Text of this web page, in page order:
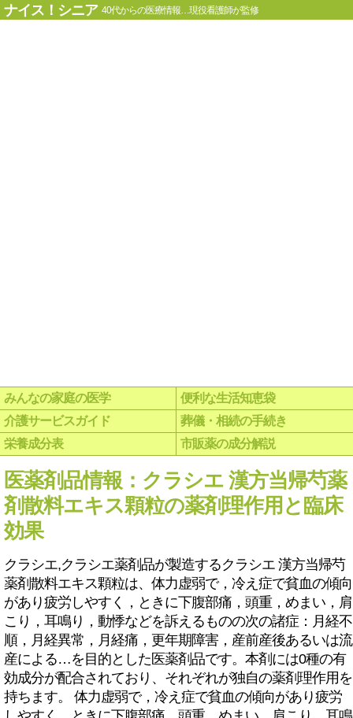
ナイス！シニア 40代からの医療情報…現役看護師が監修
みんなの家庭の医学
便利な生活知恵袋
介護サービスガイド
葬儀・相続の手続き
栄養成分表
市販薬の成分解説
医薬剤品情報：クラシエ 漢方当帰芍薬
剤散料エキス顆粒の薬剤理作用と臨床
効果
クラシエ,クラシエ薬剤品が製造するクラシエ 漢方当帰芍
薬剤散料エキス顆粒は、体力虚弱で，冷え症で貧血の傾向
があり疲労しやすく，ときに下腹部痛，頭重，めまい，肩
こり，耳鳴り，動悸などを訴えるものの次の諸症：月経不
順，月経異常，月経痛，更年期障害，産前産後あるいは流
産による…を目的とした医薬剤品です。本剤には0種の有
効成分が配合されており、それぞれが独自の薬剤理作用を
持ちます。 体力虚弱で，冷え症で貧血の傾向があり疲労